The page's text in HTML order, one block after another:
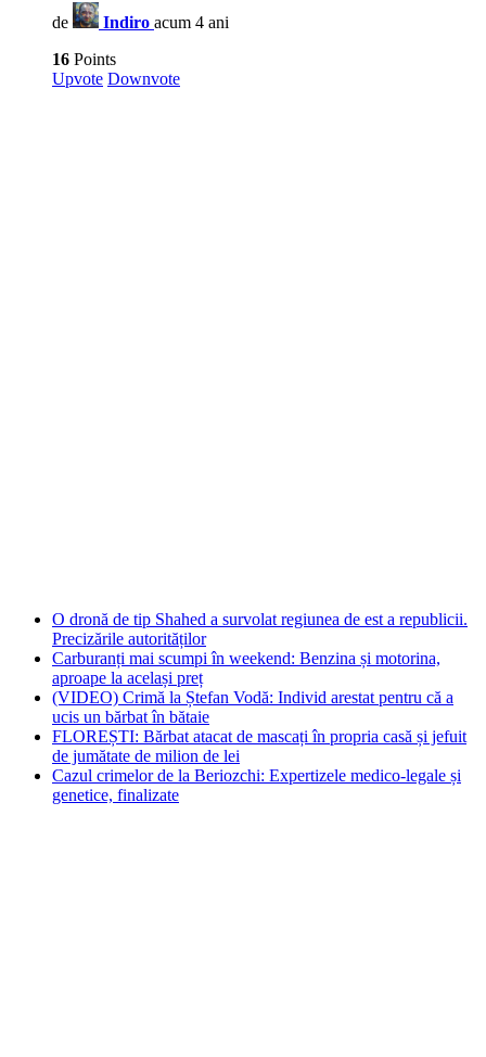
de Indiro acum 4 ani
16 Points
Upvote Downvote
O dronă de tip Shahed a survolat regiunea de est a republicii.
Precizările autorităților
Carburanți mai scumpi în weekend: Benzina și motorina,
aproape la același preț
(VIDEO) Crimă la Ștefan Vodă: Individ arestat pentru că a
ucis un bărbat în bătaie
FLOREȘTI: Bărbat atacat de mascați în propria casă și jefuit
de jumătate de milion de lei
Cazul crimelor de la Beriozchi: Expertizele medico-legale și
genetice, finalizate